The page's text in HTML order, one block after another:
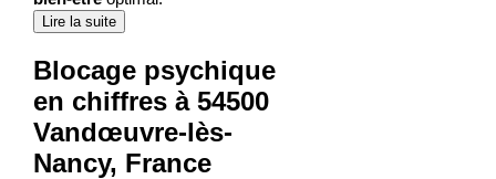
Lire la suite
Blocage psychique
en chiffres à 54500
Vandœuvre-lès-
Nancy, France